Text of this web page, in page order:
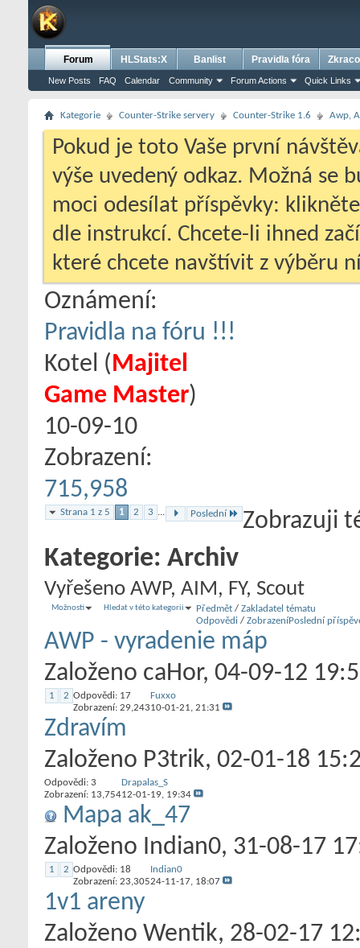
Forum
New Posts FAQ Calendar Community Forum Actions Quick Links
HLStats:X Banlist Pravidla fóra
Kategorie Counter-Strike servery Counter-Strike 1.6 Awp,
Pokud je toto Vaše první
výše uvedený odkaz. Možná se
moci odesílat příspěvky:
dle instrukcí. Chcete-li ihned
které chcete navštívit z výběru
Oznámení:
Pravidla na fóru !!!
Kotel ‎(Majitel
Game Master)
10-09-10
Zobrazení:
715,958
Strana 1 z 5 1 2 3 ... Poslední Zobrazuji
Kategorie: Archiv
Vyřešeno AWP, AIM, FY, Scout
Možnosti Hledat v této kategorii Předmět / Zakladatel tématu
Odpovědi / ZobrazeníPoslední
AWP - vyradenie máp
Založeno caHor‎, 04-09-12
1 2 Odpovědi: 17
Zobrazení: 29,243
Fuxxo
10-01-21, 21:31
Zdravím
Založeno P3trik‎, 02-01-18
Odpovědi: 3
Zobrazení: 13,754
Drapalas_S
12-01-19, 19:34
Mapa ak_47
Založeno Indian0‎, 31-08-17
1 2 Odpovědi: 18
Zobrazení: 23,305
Indian0
24-11-17, 18:07
1v1 areny
Založeno Wentik‎, 28-02-17